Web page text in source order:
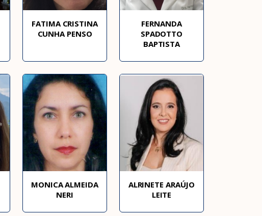
FATIMA CRISTINA
CUNHA PENSO
FERNANDA
SPADOTTO
BAPTISTA
MONICA ALMEIDA
NERI
ALRINETE ARAÚJO
LEITE